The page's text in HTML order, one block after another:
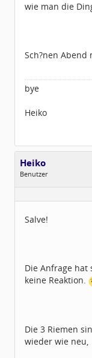
wie man die
Sch?nen Abend
bye
Heiko
Heiko
Benutzer
Alter:
66
Dabei seit:
Salve!
Die Anfrage hat
keine Reaktion.
Die 3 Riemen
wieder wie neu,